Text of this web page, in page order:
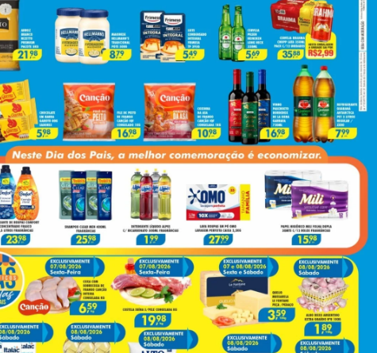
Next
EUA Revogam Sanções Contra Alexandre De Moraes E Esposa Após Pedido Do Governo Lula
(43) 991545950